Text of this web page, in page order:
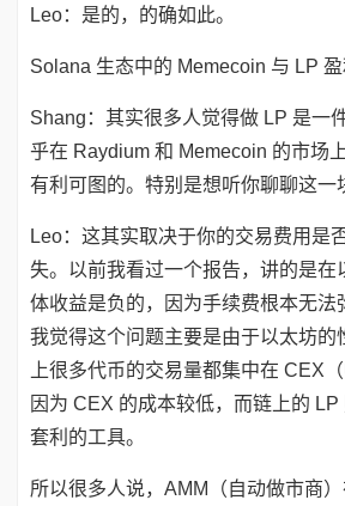
Leo：是的，的确如此。
Solana 生态中的 Memecoin 与 LP
Shang：其实很多人觉得做 LP 是一
乎在 Raydium 和 Memecoin 的市场
有利可图的。特别是想听你聊聊这一
Leo：这其实取决于你的交易费用是
失。以前我看过一个报告，讲的是在
体收益是负的，因为手续费根本无法
我觉得这个问题主要是由于以太坊的
上很多代币的交易量都集中在 CEX
因为 CEX 的成本较低，而链上的
套利的工具。
所以很多人说，AMM（自动做市商